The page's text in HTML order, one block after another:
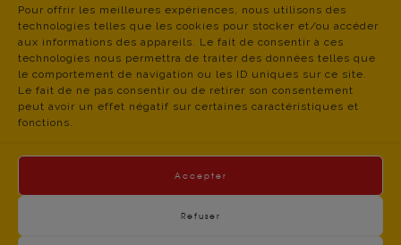
Pour offrir les meilleures expériences, nous utilisons des
technologies telles que les cookies pour stocker et/ou accéder
aux informations des appareils. Le fait de consentir à ces
technologies nous permettra de traiter des données telles que
le comportement de navigation ou les ID uniques sur ce site.
Le fait de ne pas consentir ou de retirer son consentement
peut avoir un effet négatif sur certaines caractéristiques et
fonctions.
Accepter
Refuser